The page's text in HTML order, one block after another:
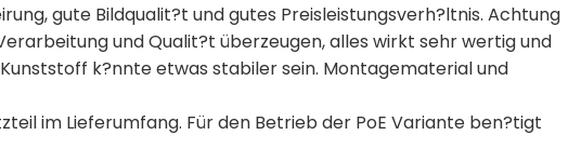
gute Bildqualit?t und gutes Preisleistungsverh?ltnis. Achtung
und Qualit?t überzeugen, alles wirkt sehr wertig und
k?nnte etwas stabiler sein. Montagematerial und
im Lieferumfang. Für den Betrieb der PoE Variante ben?tigt